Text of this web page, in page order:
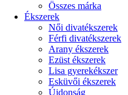
Összes márka
Ékszerek
Női divatékszerek
Férfi divatékszerek
Arany ékszerek
Ezüst ékszerek
Lisa gyerekékszer
Esküvői ékszerek
Újdonság